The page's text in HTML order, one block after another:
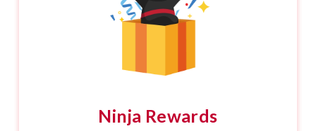
Ninja Rewards